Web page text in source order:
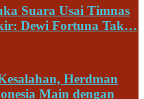
Suara Usai Timnas
Dewi Fortuna Tak…
Herdman
Main dengan